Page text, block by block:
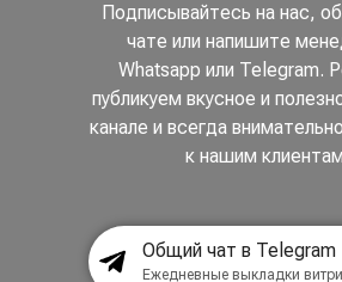
Подписывайтесь на нас,
чате или напишите
Whatsapp или Telegram.
публикуем вкусное и
канале и всегда
к нашим
Общий чат в Telegram
Ежедневные выкладки